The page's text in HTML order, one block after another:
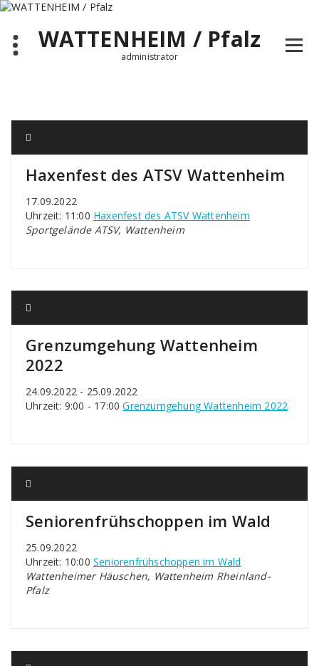
Zum
springenWATTENHEIM / Pfalz
administrator
Haxenfest des ATSV Wattenheim
17.09.2022
Uhrzeit: 11:00 Haxenfest des ATSV Wattenheim
Sportgelände ATSV, Wattenheim
Grenzumgehung Wattenheim
2022
24.09.2022 - 25.09.2022
Uhrzeit: 9:00 - 17:00Grenzumgehung Wattenheim 2022
Seniorenfrühschoppen im Wald
25.09.2022
Uhrzeit: 10:00 Seniorenfrühschoppen im Wald
Wattenheimer Häuschen, Wattenheim Rheinland-
Pfalz